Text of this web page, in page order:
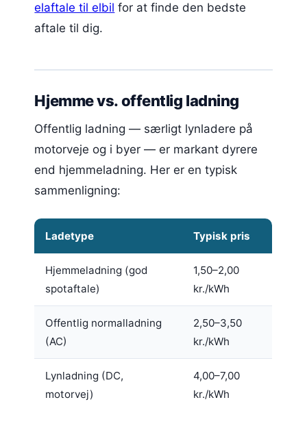
elaftale til elbil for at finde den bedste
aftale til dig.
Hjemme vs. offentlig ladning
Offentlig ladning — særligt lynladere på
motorveje og i byer — er markant dyrere
end hjemmeladning. Her er en typisk
sammenligning:
Ladetype Typisk pris
Hjemmeladning (god
spotaftale)
1,50–2,00
kr./kWh
Offentlig normalladning
(AC)
2,50–3,50
kr./kWh
Lynladning (DC,
motorvej)
4,00–7,00
kr./kWh